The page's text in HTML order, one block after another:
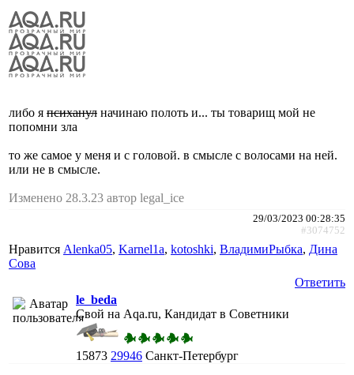
либо я психанул начинаю полоть и... ты товарищ мой не
попомни зла
то же самое у меня и с головой. в смысле с волосами на ней.
или не в смысле.
Изменено 28.3.23 автор legal_ice
29/03/2023 00:28:35
#3074752
Нравится Alenka05, Karnel1a, kotoshki, ВладимиРыбка, Дина
Сова
Ответить
le_beda
Свой на Aqa.ru, Кандидат в Советники
15873 29946 Санкт-Петербург